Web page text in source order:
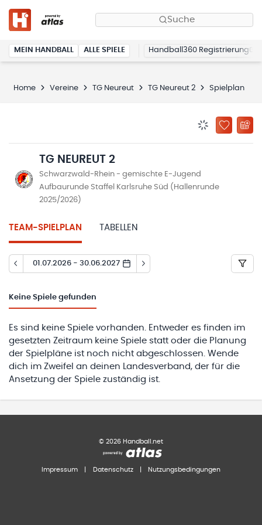
Suche
MEIN HANDBALL ALLE SPIELE Handball360 Registrierung
Home Vereine TG Neureut TG Neureut 2 Spielplan
ZU
TG NEUREUT 2
Schwarzwald-Rhein - gemischte E-Jugend
Aufbaurunde Staffel Karlsruhe Süd (Hallenrunde
2025/2026)
TEAM-SPIELPLAN TABELLEN
01.07.2026 - 30.06.2027
Keine Spiele gefunden
Es sind keine Spiele vorhanden. Entweder es finden im
gesetzten Zeitraum keine Spiele statt oder die Planung
der Spielpläne ist noch nicht abgeschlossen. Wende
dich im Zweifel an deinen Landesverband, der für die
Ansetzung der Spiele zuständig ist.
© 2026 Handball.net
Impressum Datenschutz Nutzungsbedingungen